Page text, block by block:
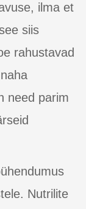
ilma et
siis
rahustavad
need parim
Nutrilite